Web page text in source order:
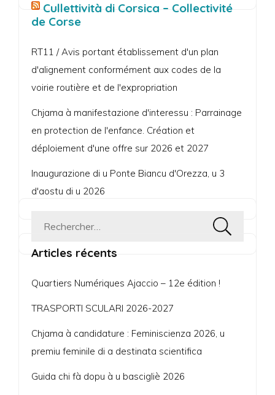
Cullettività di Corsica – Collectivité
de Corse
RT11 / Avis portant établissement d'un plan
d'alignement conformément aux codes de la
voirie routière et de l'expropriation
Chjama à manifestazione d'interessu : Parrainage
en protection de l'enfance. Création et
déploiement d'une offre sur 2026 et 2027
Inaugurazione di u Ponte Biancu d'Orezza, u 3
d'aostu di u 2026
Rechercher :
Articles récents
Quartiers Numériques Ajaccio – 12e édition !
TRASPORTI SCULARI 2026-2027
Chjama à candidature : Feminiscienza 2026, u
premiu feminile di a destinata scientifica
Guida chi fà dopu à u bascigliè 2026